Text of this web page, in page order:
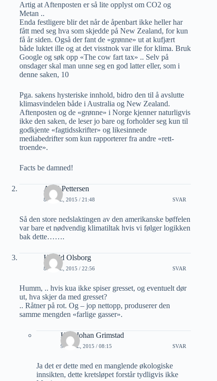
Artig at Aftenposten er så lite opplyst om CO2 og
Metan ..
Enda festligere blir det når de åpenbart ikke heller har
fått med seg hva som skjedde på New Zealand, for kun
få år siden. Også der fant de «grønne» ut at kufjært
både luktet ille og at det visstnok var ille for klima. Bruk
Google og søk opp «The cow fart tax» .. Selv på
onsdager skal man unne seg en god latter eller, som i
denne saken, 10
Pga. sakens hysteriske innhold, bidro den til å avslutte
klimasvindelen både i Australia og New Zealand.
Aftenposten og de «grønne» i Norge kjenner naturligvis
ikke den saken, de leser jo bare og forholder seg kun til
godkjente «fagtidsskrifter» og likesinnede
mediabedrifter som kun rapporterer fra andre «rett-
troende».
Facts be damned!
Arild Pettersen
8 APRIL, 2015 / 21:48 SVAR
Så den store nedslaktingen av den amerikanske bøffelen
var bare et nødvendig klimatiltak hvis vi følger logikken
bak dette…….
Harald Olsborg
8 APRIL, 2015 / 22:56 SVAR
Humm, .. hvis kua ikke spiser gresset, og eventuelt dør
ut, hva skjer da med gresset?
.. Råtner på rot. Og – jop nettopp, produserer den
samme mengden «farlige gasser».
Karl Johan Grimstad
9 APRIL, 2015 / 08:15 SVAR
Ja det er dette med en manglende økologiske
innsikten, dette kretsløpet forstår tydligvis ikke